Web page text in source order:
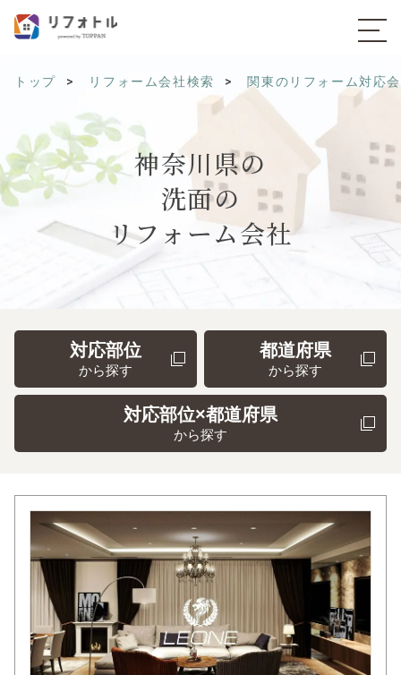
トップ リフォーム会社検索 関東のリフォーム対応
神奈川県の
洗面の
リフォーム会社
対応部位
から探す
都道府県
から探す
対応部位×都道府県
から探す